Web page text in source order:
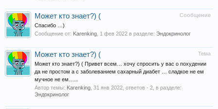
Сообщение
Может кто знает?) (
Спасибо …)
Сообщение от: Karenking 1 фев 2022 в разделе: Эндокринолог
Тема
Может кто знает?) (
Может кто знает?) ( Привет всем… хочу спросить у вас о похудении
да не простом а с заболеванием сахарный диабет … сладкое не ем
мучное не ем…...
Автор темы: Karenking 31 янв 2022 , ответов - 2, в разделе:
Эндокринолог